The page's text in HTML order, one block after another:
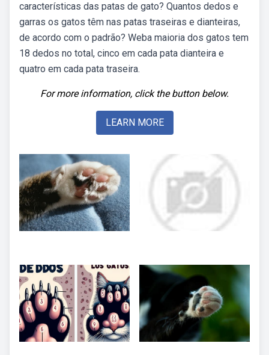
características das patas de gato? Quantos dedos e
garras os gatos têm nas patas traseiras e dianteiras,
de acordo com o padrão? Weba maioria dos gatos tem
18 dedos no total, cinco em cada pata dianteira e
quatro em cada pata traseira.
For more information, click the button below.
LEARN MORE